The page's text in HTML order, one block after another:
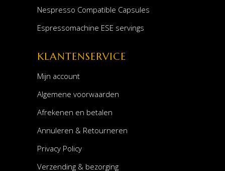
Nespresso Compatible Capsules
Espressomachine ESE servings
KLANTENSERVICE
Mijn account
Algemene voorwaarden
Afrekenen en betalen
Annuleren & Retourneren
Privacy Policy
Verzending & bezorging